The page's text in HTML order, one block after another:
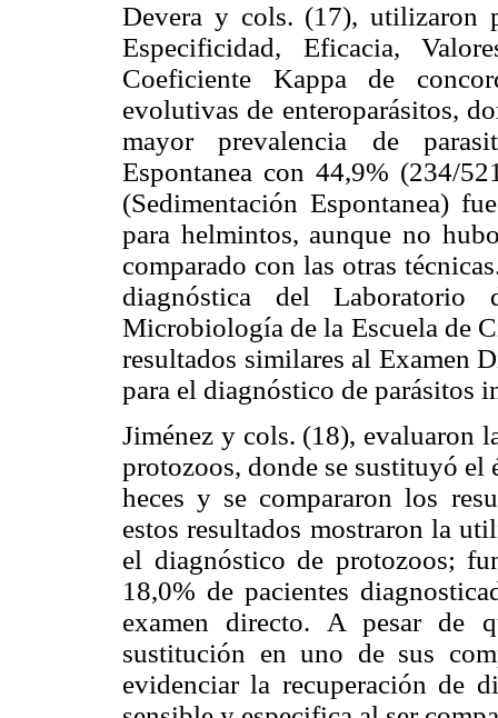
Devera y cols. (17), utilizaron
Especificidad, Eficacia,
Coeficiente Kappa de
evolutivas de enteroparásitos,
mayor prevalencia de
Espontanea con 44,9% (234/
(Sedimentación Espontanea)
para helmintos, aunque no
comparado con las otras
diagnóstica del Laboratorio
Microbiología de la Escuela de
resultados similares al Examen
para el diagnóstico de parásitos
Jiménez y cols. (18), evaluaron
protozoos, donde se sustituyó el
heces y se compararon los
estos resultados mostraron la
el diagnóstico de protozoos;
18,0% de pacientes
examen directo. A pesar de
sustitución en uno de sus
evidenciar la recuperación de